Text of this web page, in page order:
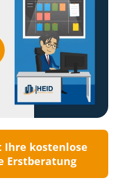
Ihre kostenlose
Erstberatung